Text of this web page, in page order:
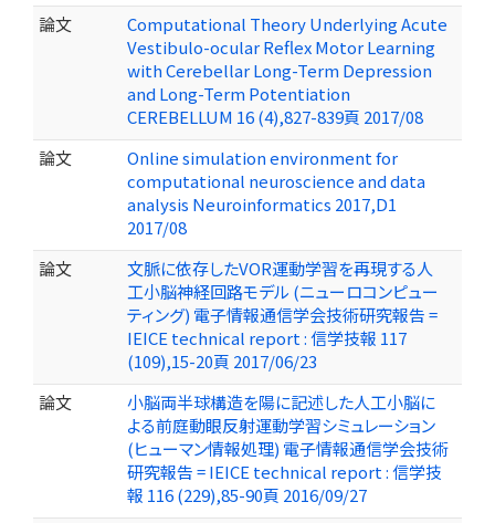
論文
Computational Theory Underlying Acute
Vestibulo-ocular Reflex Motor Learning
with Cerebellar Long-Term Depression
and Long-Term Potentiation
CEREBELLUM 16 (4),827-839頁 2017/08
論文
Online simulation environment for
computational neuroscience and data
analysis Neuroinformatics 2017,D1
2017/08
論文
文脈に依存したVOR運動学習を再現する人
工小脳神経回路モデル (ニューロコンピュー
ティング) 電子情報通信学会技術研究報告 =
IEICE technical report : 信学技報 117
(109),15-20頁 2017/06/23
論文
小脳両半球構造を陽に記述した人工小脳に
よる前庭動眼反射運動学習シミュレーション
(ヒューマン情報処理) 電子情報通信学会技術
研究報告 = IEICE technical report : 信学技
報 116 (229),85-90頁 2016/09/27